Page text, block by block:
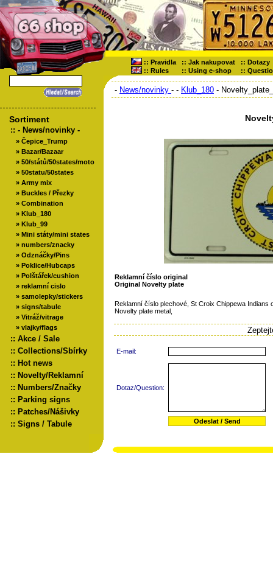
:: Pravidla :: Jak nakupovat :: Dotazy
:: Rules :: Using e-shop ::
Sortiment
:: - News/novinky -
» Čepice_Trump
» Bazar/Bazaar
» 50/států/50states/moto
» 50statu/50states
» Army mix
» Buckles / Přezky
» Combination
» Klub_180
» Klub_99
» Mini státy/mini states
» numbers/znacky
» Odznáčky/Pins
» Poklice/Hubcaps
» Polštářek/cushion
» reklamní cislo
» samolepky/stickers
» signs/tabule
» Vitráž/vitrage
» vlajky/flags
:: Akce / Sale
:: Collections/Sbírky
:: Hot news
:: Novelty/Reklamní
:: Numbers/Značky
:: Parking signs
:: Patches/Nášivky
:: Signs / Tabule
- News/novinky - - Klub_180 -
Reklamní číslo original
Original Novelty plate
Reklamní číslo plechové, St Croix Chippewa Indians
Novelty plate metal,
E-mail:
Dotaz/Question: